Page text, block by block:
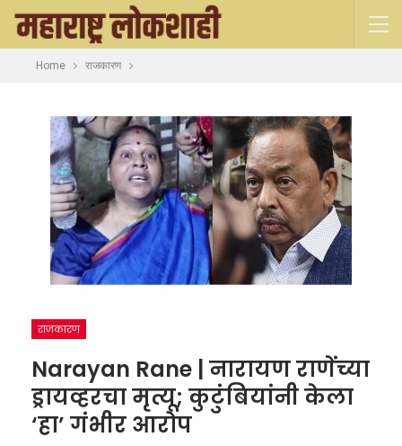
Home राजकारण
राजकारण
Narayan Rane | नारायण राणेंच्या
ड्रायव्हरचा मृत्यू; कुटुंबियांनी केला
‘हा’ गंभीर आरोप